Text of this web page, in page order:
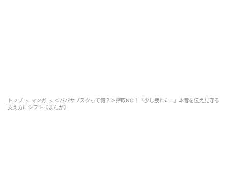
トップ マンガ
＜ババサブスクって何？＞搾取NO！「少し疲れた…」本音を伝え見守る
支え方にシフト【まんが】